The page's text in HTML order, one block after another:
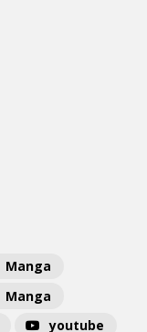
Manga
Manga
youtube